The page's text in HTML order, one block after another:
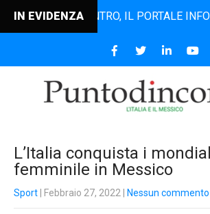
IN EVIDENZA IL PORTALE
L’Italia conquista i
femminile in Messico
Sport | Febbraio 27, 2022 Nessun commento